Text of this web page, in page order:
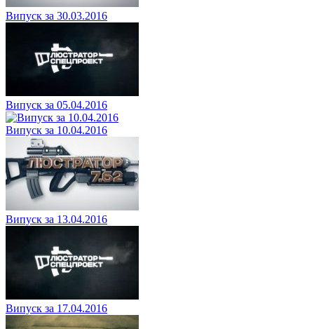
Випуск за 30.03.2016
Випуск за 05.04.2016
Випуск за 10.04.2016
Випуск за 13.04.2016
Випуск за 17.04.2016